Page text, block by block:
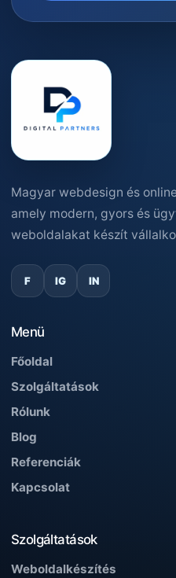
Magyar webdesign és
amely modern, gyors és
weboldalakat készít
F IG IN
Menü
Főoldal
Szolgáltatások
Rólunk
Blog
Referenciák
Kapcsolat
Szolgáltatások
Weboldalkészítés